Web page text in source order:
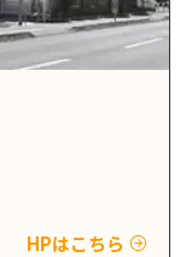
HPはこちら